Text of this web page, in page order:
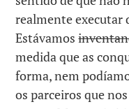
realmente executar
Estávamos
medida que as
forma, nem
os parceiros que